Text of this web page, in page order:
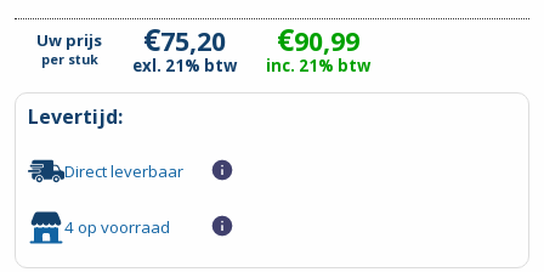
Uw prijs
per stuk €75,20
exl. 21% btw
€90,99
inc. 21% btw
Levertijd:
Direct leverbaar
4 op voorraad